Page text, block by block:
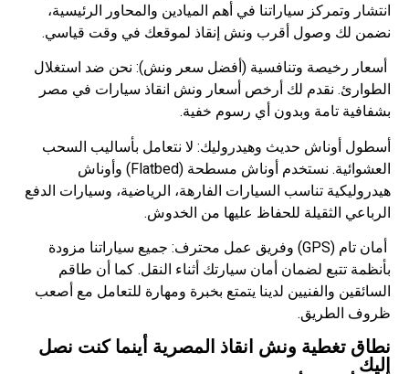
انتشار وتمركز سياراتنا في أهم الميادين والمحاور الرئيسية،
نضمن لك وصول أقرب ونش إنقاذ لموقعك في وقت قياسي.
أسعار رخيصة وتنافسية (أفضل سعر ونش): نحن ضد استغلال
الطوارئ. نقدم لك أرخص أسعار ونش انقاذ سيارات في مصر
بشفافية تامة وبدون أي رسوم خفية.
أسطول أوناش حديث وهيدروليك: لا نتعامل بأساليب السحب
العشوائية. نستخدم أوناش مسطحة (Flatbed) وأوناش
هيدروليكية تناسب السيارات الفارهة، الرياضية، وسيارات الدفع
الرباعي الثقيلة للحفاظ عليها من الخدوش.
أمان تام (GPS) وفريق عمل محترف: جميع سياراتنا مزودة
بأنظمة تتبع لضمان أمان سيارتك أثناء النقل. كما أن طاقم
السائقين والفنيين لدينا يتمتع بخبرة ومهارة للتعامل مع أصعب
ظروف الطريق.
نطاق تغطية ونش انقاذ المصرية أينما كنت نصل
إليك